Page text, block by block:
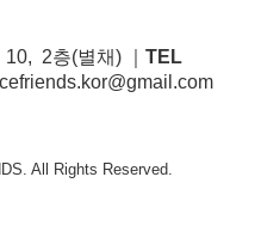
2층(별채) ｜ TEL
All Rights Reserved.